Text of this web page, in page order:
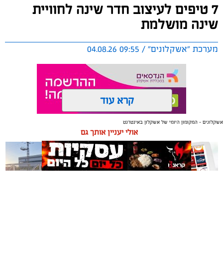
7 טיפים לעיצוב חדר שינה לחוויית
שינה מושלמת
מערכת "אשקלונים" / 09:55 04.08.26
תגים:טקסטיל, חדר שינה, שינה
תכנון נכון של חדר השינה משפיע באופן ישיר על איכות
המנוחה, על רמות האנרגיה בבוקר ועל התחושה הכללית
קרא עוד
אשקלונים - המקומון היומי של אשקלון באינטרנט
אולי יעניין אותך גם